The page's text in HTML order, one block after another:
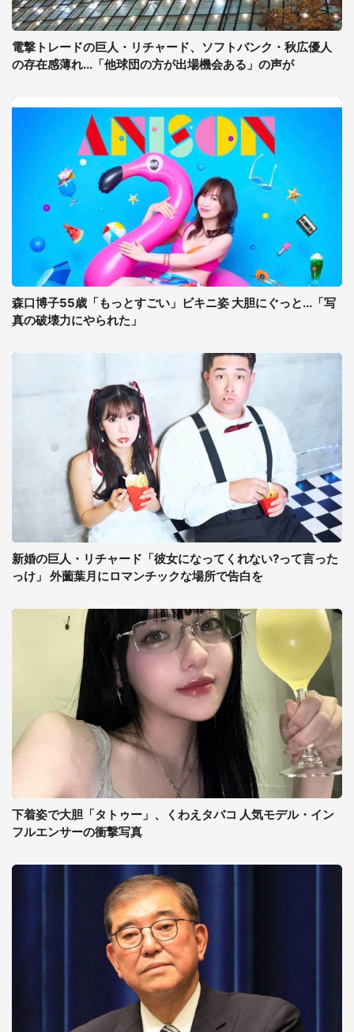
電撃トレードの巨人・リチャード、ソフトバンク・秋広優人
の存在感薄れ...「他球団の方が出場機会ある」の声が
森口博子55歳「もっとすごい」ビキニ姿 大胆にぐっと...「写
真の破壊力にやられた」
新婚の巨人・リチャード「彼女になってくれない?って言った
っけ」 外薗葉月にロマンチックな場所で告白を
下着姿で大胆「タトゥー」、くわえタバコ 人気モデル・イン
フルエンサーの衝撃写真